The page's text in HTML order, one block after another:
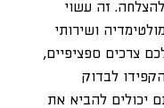
זה עשוי
ושירותי
צרכים ספציפיים,
לבדוק
יכולים להביא את